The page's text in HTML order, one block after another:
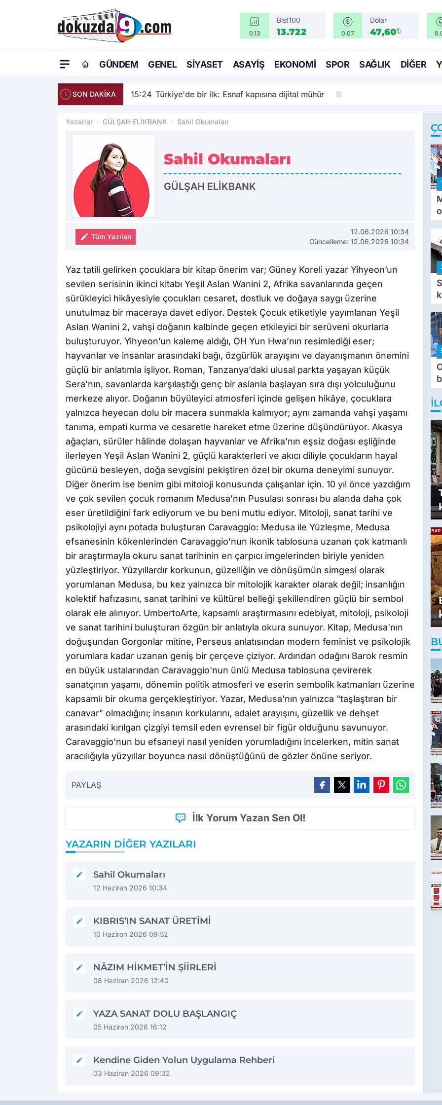
0.13
Bist100
13.722 0.07
Dolar
47,60₺
GÜNDEM GENEL SIYASET ASAYIŞ EKONOMI SPOR SAĞLIK DIĞER
SON DAKİKA 15:24 Türkiye'de bir ilk: Esnaf kapısına dijital mühür
Yazarlar GÜLŞAH ELİKBANK Sahil Okumaları
Sahil Okumaları
GÜLŞAH ELİKBANK
Tüm Yazıları
12.06.2026 10:34
Güncelleme: 12.06.2026 10:34
Yaz tatili gelirken çocuklara bir kitap önerim var; Güney Koreli yazar Yihyeon’un
sevilen serisinin ikinci kitabı Yeşil Aslan Wanini 2, Afrika savanlarında geçen
sürükleyici hikâyesiyle çocukları cesaret, dostluk ve doğaya saygı üzerine
unutulmaz bir maceraya davet ediyor. Destek Çocuk etiketiyle yayımlanan Yeşil
Aslan Wanini 2, vahşi doğanın kalbinde geçen etkileyici bir serüveni okurlarla
buluşturuyor. Yihyeon’un kaleme aldığı, OH Yun Hwa’nın resimlediği eser;
hayvanlar ve insanlar arasındaki bağı, özgürlük arayışını ve dayanışmanın önemini
güçlü bir anlatımla işliyor. Roman, Tanzanya’daki ulusal parkta yaşayan küçük
Sera’nın, savanlarda karşılaştığı genç bir aslanla başlayan sıra dışı yolculuğunu
merkeze alıyor. Doğanın büyüleyici atmosferi içinde gelişen hikâye, çocuklara
yalnızca heyecan dolu bir macera sunmakla kalmıyor; aynı zamanda vahşi yaşamı
tanıma, empati kurma ve cesaretle hareket etme üzerine düşündürüyor. Akasya
ağaçları, sürüler hâlinde dolaşan hayvanlar ve Afrika’nın eşsiz doğası eşliğinde
ilerleyen Yeşil Aslan Wanini 2, güçlü karakterleri ve akıcı diliyle çocukların hayal
gücünü besleyen, doğa sevgisini pekiştiren özel bir okuma deneyimi sunuyor.
Diğer önerim ise benim gibi mitoloji konusunda çalışanlar için. 10 yıl önce yazdığım
ve çok sevilen çocuk romanım Medusa’nın Pusulası sonrası bu alanda daha çok
eser üretildiğini fark ediyorum ve bu beni mutlu ediyor. Mitoloji, sanat tarihi ve
psikolojiyi aynı potada buluşturan Caravaggio: Medusa ile Yüzleşme, Medusa
efsanesinin kökenlerinden Caravaggio’nun ikonik tablosuna uzanan çok katmanlı
bir araştırmayla okuru sanat tarihinin en çarpıcı imgelerinden biriyle yeniden
yüzleştiriyor. Yüzyıllardır korkunun, güzelliğin ve dönüşümün simgesi olarak
yorumlanan Medusa, bu kez yalnızca bir mitolojik karakter olarak değil; insanlığın
kolektif hafızasını, sanat tarihini ve kültürel belleği şekillendiren güçlü bir sembol
olarak ele alınıyor. UmbertoArte, kapsamlı araştırmasını edebiyat, mitoloji, psikoloji
ve sanat tarihini buluşturan özgün bir anlatıyla okura sunuyor. Kitap, Medusa'nın
doğuşundan Gorgonlar mitine, Perseus anlatısından modern feminist ve psikolojik
yorumlara kadar uzanan geniş bir çerçeve çiziyor. Ardından odağını Barok resmin
en büyük ustalarından Caravaggio'nun ünlü Medusa tablosuna çevirerek
sanatçının yaşamı, dönemin politik atmosferi ve eserin sembolik katmanları üzerine
kapsamlı bir okuma gerçekleştiriyor. Yazar, Medusa'nın yalnızca "taşlaştıran bir
canavar" olmadığını; insanın korkularını, adalet arayışını, güzellik ve dehşet
arasındaki kırılgan çizgiyi temsil eden evrensel bir figür olduğunu savunuyor.
Caravaggio'nun bu efsaneyi nasıl yeniden yorumladığını incelerken, mitin sanat
aracılığıyla yüzyıllar boyunca nasıl dönüştüğünü de gözler önüne seriyor.
PAYLAŞ
İlk Yorum Yazan Sen Ol!
YAZARIN DIĞER YAZILARI
Sahil Okumaları
12 Haziran 2026 10:34
KIBRIS’IN SANAT ÜRETİMİ
10 Haziran 2026 09:52
NÂZIM HİKMET’İN ŞİİRLERİ
08 Haziran 2026 12:40
YAZA SANAT DOLU BAŞLANGIÇ
05 Haziran 2026 16:12
Kendine Giden Yolun Uygulama Rehberi
03 Haziran 2026 09:32